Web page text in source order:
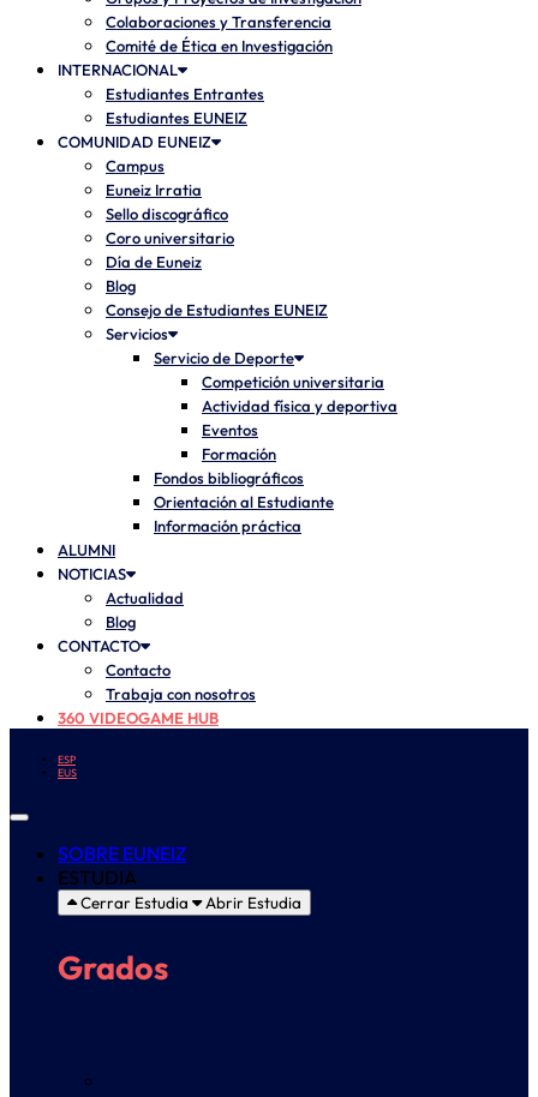
Colaboraciones y Transferencia
Comité de Ética en Investigación
INTERNACIONAL
Estudiantes Entrantes
Estudiantes EUNEIZ
COMUNIDAD EUNEIZ
Campus
Euneiz Irratia
Sello discográfico
Coro universitario
Día de Euneiz
Blog
Consejo de Estudiantes EUNEIZ
Servicios
Servicio de Deporte
Competición universitaria
Actividad física y deportiva
Eventos
Formación
Fondos bibliográficos
Orientación al Estudiante
Información práctica
ALUMNI
NOTICIAS
Actualidad
Blog
CONTACTO
Contacto
Trabaja con nosotros
360 VIDEOGAME HUB
ESP
EUS
SOBRE EUNEIZ
ESTUDIA
Cerrar Estudia Abrir Estudia
Grados